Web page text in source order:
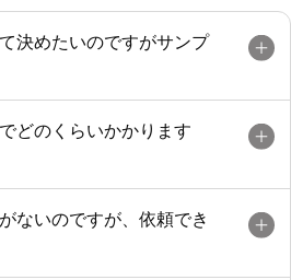
ので、油断していました。
うに書いてくださっています
たいと思いました。
決めたいのですがサンプ
どのくらいかかります
ないのですが、依頼でき